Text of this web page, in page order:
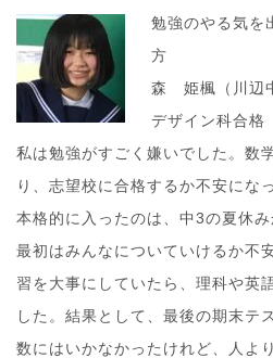
勉強のやる気を
方
森 姫楓（川辺
デザイン科合格
私は勉強がすごく嫌いでした。数
り、志望校に合格するか不安にな
本格的に入ったのは、中3の夏休み
最初はみんなについていけるか不
習を大事にしていたら、理科や英
した。結果として、最後の期末テ
数にはいかなかったけれど、人よ